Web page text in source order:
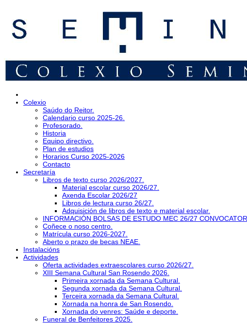
Colexio
Saúdo do Reitor.
Calendario curso 2025-26.
Profesorado.
Historia
Equipo directivo.
Plan de estudios
Horarios Curso 2025-2026
Contacto
Secretaría
Libros de texto curso 2026/2027.
Material escolar curso 2026/27.
Axenda Escolar 2026/27
Libros de lectura curso 26/27.
Adquisición de libros de texto e material escolar.
INFORMACIÓN BOLSAS DE ESTUDO MEC 26/27
Coñece o noso centro.
Matrícula curso 2026-2027.
Aberto o prazo de becas NEAE.
Instalacións
Actividades
Oferta actividades extraescolares curso 2026/27.
XIII Semana Cultural San Rosendo 2026.
Primeira xornada da Semana Cultural.
Segunda xornada da Semana Cultural.
Terceira xornada da Semana Cultural.
Xornada na honra de San Rosendo.
Xornada do venres: Saúde e deporte.
Funeral de Benfeitores 2025.